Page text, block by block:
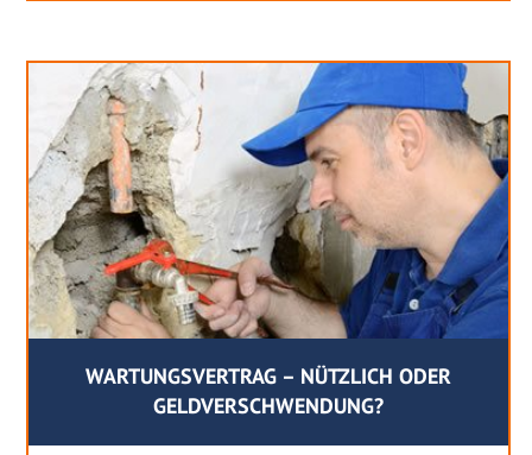
WARTUNGSVERTRAG – NÜTZLICH ODER
GELDVERSCHWENDUNG?